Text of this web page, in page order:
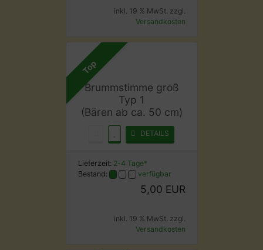
inkl. 19 % MwSt. zzgl.
Versandkosten
Top
Brummstimme groß
Typ 1
(Bären ab ca. 50 cm)
DETAILS
Lieferzeit: 2-4 Tage*
Bestand:
verfügbar
5,00 EUR
inkl. 19 % MwSt. zzgl.
Versandkosten